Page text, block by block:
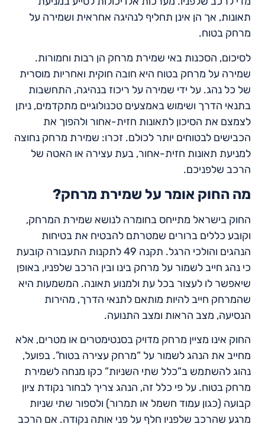
תאונות, אך הן אינן תחליף לנהיגה אחראית ושמירה על
מרחק בטוח.
לסיכום, הסכנות באי שמירת מרחק הן רבות וחמורות.
שמירה על מרחק בטוח היא חובה חוקית ואחריות מוסרית
של כל נהג. על ידי שמירה על ריכוז בנהיגה, התחשבות
בתנאי הדרך ושימוש באמצעים טכנולוגיים מתקדמים, ניתן
לצמצם את הסיכון לתאונות חזית-אחור ולהפוך את
הכבישים לבטוחים יותר לכולם. זכרו: שמירת מרחק נחוצה
למניעת תאונות חזית-אחור, בעת עצירה או האטה של
הרכב שלפניכם.
מה החוק אומר על שמירת מרחק?
החוק בישראל מתייחס בחומרה לנושא שמירת המרחק,
וקובע כללים ברורים שמטרתם להבטיח את בטיחות
הנהגים והולכי הרגל. תקנה 49 לתקנות התעבורה קובעת
כי נהג חייב לשמור על מרחק בינו ובין הרכב שלפניו, באופן
שיאפשר לו לעצור בכל עת ולמנוע תאונה. המשמעות היא
שהמרחק חייב להיות מותאם לתנאי הדרך, מהירות
הנסיעה, מצב הראות ומצב התנועה.
החוק אינו מציין מרחק מדויק בסנטימטרים או מטרים, אלא
מחייב את הנהג לשמור על “מרחק עצירה בטוח”. בפועל,
נהוג להשתמש ב”כלל שתי השניות” כקו מנחה לשמירת
מרחק בטוח. על פי כלל זה, הנהג צריך לבחור נקודת ציון
קבועה (כגון עמוד חשמל או תמרור) ולספור שתי שניות
מרגע שהרכב שלפניו חלף על פני אותה נקודה. אם הרכב